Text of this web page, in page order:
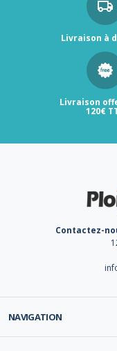
Livraison à
Livraison
120€
Contactez-
NAVIGATION